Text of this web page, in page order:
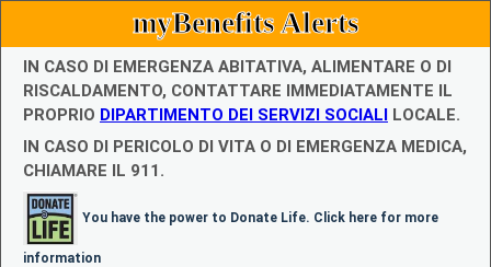
myBenefits Alerts
IN CASO DI EMERGENZA ABITATIVA, ALIMENTARE O DI
RISCALDAMENTO, CONTATTARE IMMEDIATAMENTE IL
PROPRIO DIPARTIMENTO DEI SERVIZI SOCIALI LOCALE.
IN CASO DI PERICOLO DI VITA O DI EMERGENZA MEDICA,
CHIAMARE IL 911.
You have the power to Donate Life. Click here for more
information